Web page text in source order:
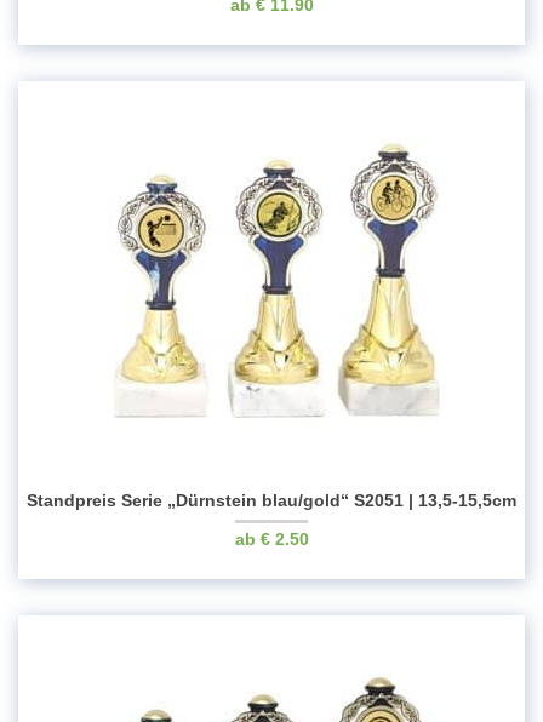
€11.90
Standpreis Serie „Dürnstein blau/gold“ S2051 | 13,5-15,5cm
€2.50